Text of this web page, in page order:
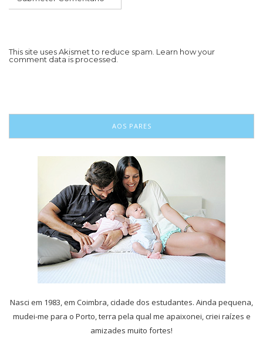
This site uses Akismet to reduce spam. Learn how your
comment data is processed.
AOS PARES
Nasci em 1983, em Coimbra, cidade dos estudantes. Ainda pequena,
mudei-me para o Porto, terra pela qual me apaixonei, criei raízes e
amizades muito fortes!